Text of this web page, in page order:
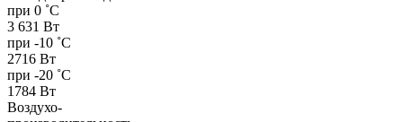
при 0 ˚С
3 631 Вт
при -10 ˚С
2716 Вт
при -20 ˚С
1784 Вт
Воздухо-